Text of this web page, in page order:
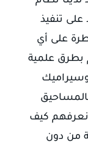
تنفيذ
على أي
بطرق علمية
نعرفهم كيف
من دون